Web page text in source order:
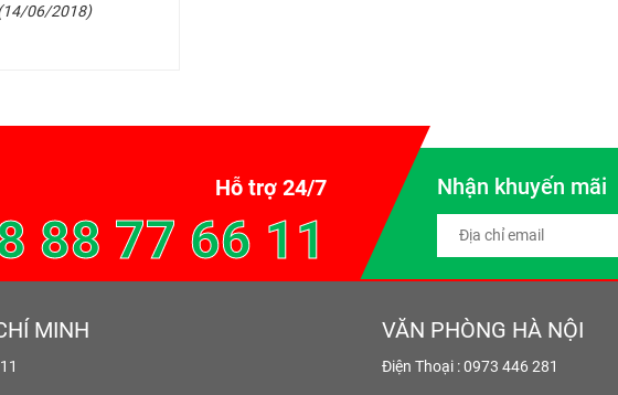
06/2018)
Hỗ trợ 24/7
88 77 66 11
Nhận khuyến mãi
MINH VĂN PHÒNG HÀ NỘI
Điện Thoại : 0973 446 281